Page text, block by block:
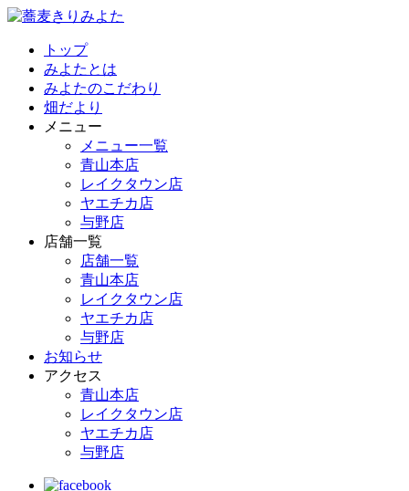
トップ
みよたとは
みよたのこだわり
畑だより
メニュー
メニュー一覧
青山本店
レイクタウン店
ヤエチカ店
与野店
店舗一覧
店舗一覧
青山本店
レイクタウン店
ヤエチカ店
与野店
お知らせ
アクセス
青山本店
レイクタウン店
ヤエチカ店
与野店